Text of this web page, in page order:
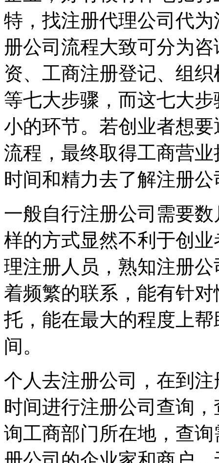
特，找注册代理公司代
册公司流程大致可分为
资、工商注册登记、组
等七大步骤，而这七大
小的环节。若创业者想
流程，最终取得工商营
时间和精力去了解注册
一般自行注册公司需要
样的方式显然不利于创
理注册人员，熟知注册
着频繁的联系，能有针
托，能在最大的程度上
间。
个人去注册公司，在到
时间进行注册公司查询
询工商部门所在地，查